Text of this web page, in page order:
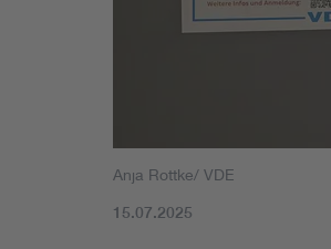
Mobility
Anja Rottke/ VDE
15.07.2025